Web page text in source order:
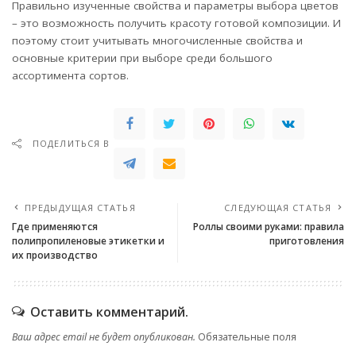
Правильно изученные свойства и параметры выбора цветов
– это возможность получить красоту готовой композиции. И
поэтому стоит учитывать многочисленные свойства и
основные критерии при выборе среди большого
ассортимента сортов.
ПОДЕЛИТЬСЯ В
ПРЕДЫДУЩАЯ СТАТЬЯ
Где применяются
полипропиленовые этикетки и
их производство
СЛЕДУЮЩАЯ СТАТЬЯ
Роллы своими руками: правила
приготовления
Оставить комментарий.
Ваш адрес email не будет опубликован. Обязательные поля